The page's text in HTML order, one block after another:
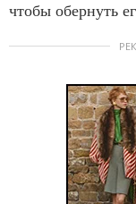
чтобы обернуть